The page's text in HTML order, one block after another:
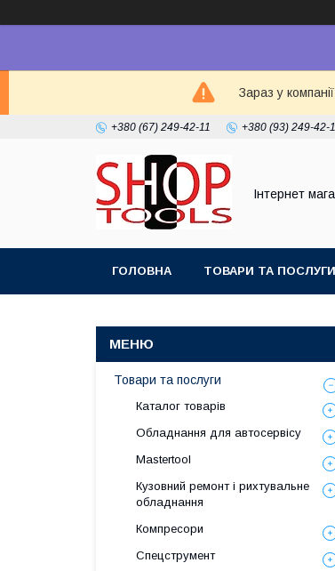
Зараз у
+380 (67) 249-42-11 +380 (93) 249-42-
Інтернет
ГОЛОВНА ТОВАРИ ТА ПОСЛУГИ
Товари та послуги
Каталог товарів
Обладнання для автосервісу
Mastertool
Кузовний ремонт і рихтувальне
обладнання
Компресори
Спецструмент